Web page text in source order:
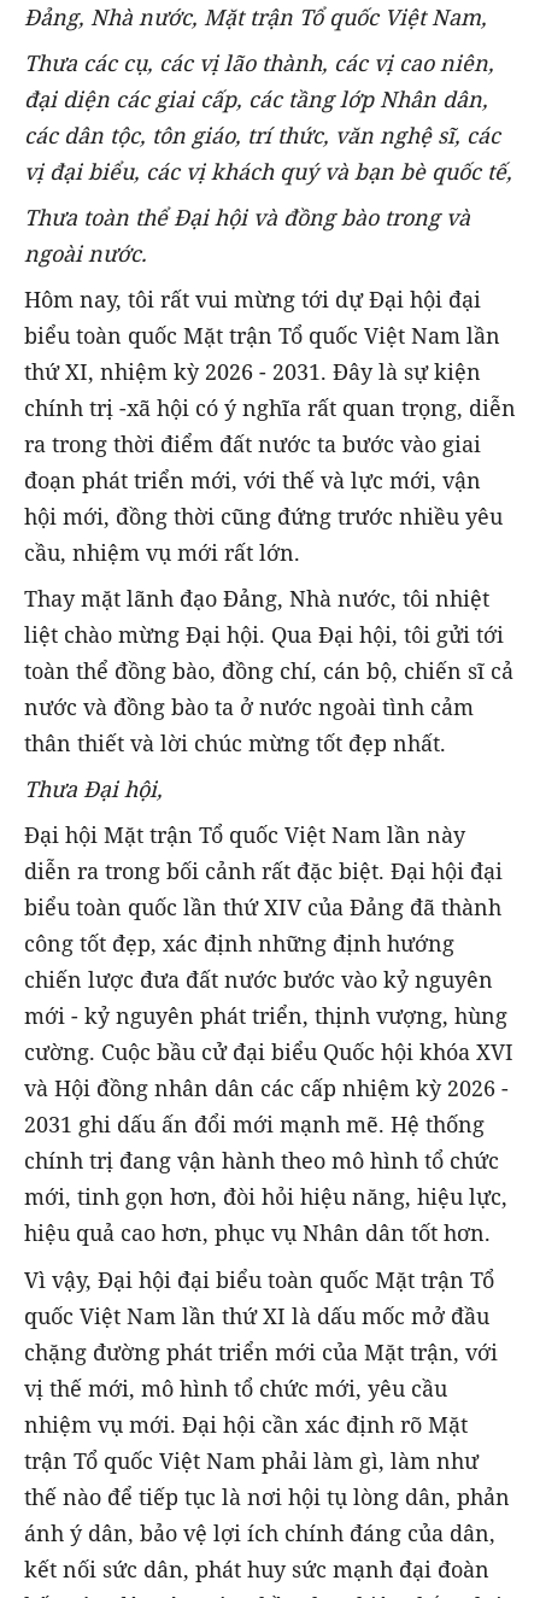
Đảng, Nhà nước, Mặt trận Tổ quốc Việt Nam,
Thưa các cụ, các vị lão thành, các vị cao niên,
đại diện các giai cấp, các tầng lớp Nhân dân,
các dân tộc, tôn giáo, trí thức, văn nghệ sĩ, các
vị đại biểu, các vị khách quý và bạn bè quốc tế,
Thưa toàn thể Đại hộivà đồng bào trong và
ngoài nước.
Hôm nay, tôi rất vui mừng tới dự Đại hội đại
biểu toàn quốc Mặt trận Tổ quốc Việt Nam lần
thứ XI, nhiệm kỳ 2026 - 2031. Đây là sự kiện
chính trị -xã hội có ý nghĩa rất quan trọng, diễn
ra trong thời điểm đất nước ta bước vào giai
đoạn phát triển mới, với thế và lực mới, vận
hội mới, đồng thời cũng đứng trước nhiều yêu
cầu, nhiệm vụ mới rất lớn.
Thay mặt lãnh đạo Đảng, Nhà nước, tôi nhiệt
liệt chào mừng Đại hội. Qua Đại hội, tôi gửi tới
toàn thể đồng bào, đồng chí, cán bộ, chiến sĩ cả
nước và đồng bào ta ở nước ngoài tình cảm
thân thiết và lời chúc mừng tốt đẹp nhất.
Thưa Đại hội,
Đại hội Mặt trận Tổ quốc Việt Nam lần này
diễn ra trong bối cảnh rất đặc biệt. Đại hội đại
biểu toàn quốc lần thứ XIV của Đảng đã thành
công tốt đẹp, xác định những định hướng
chiến lược đưa đất nước bước vào kỷ nguyên
mới - kỷ nguyên phát triển, thịnh vượng, hùng
cường. Cuộc bầu cử đại biểu Quốc hội khóa XVI
và Hội đồng nhân dân các cấp nhiệm kỳ 2026 -
2031 ghi dấu ấn đổi mới mạnh mẽ. Hệ thống
chính trị đang vận hành theo mô hình tổ chức
mới, tinh gọn hơn, đòi hỏi hiệu năng, hiệu lực,
hiệu quả cao hơn, phục vụ Nhân dân tốt hơn.
Vì vậy, Đại hội đại biểu toàn quốc Mặt trận Tổ
quốc Việt Nam lần thứ XI là dấu mốc mở đầu
chặng đường phát triển mới của Mặt trận, với
vị thế mới, mô hình tổ chức mới, yêu cầu
nhiệm vụ mới. Đại hội cần xác định rõ Mặt
trận Tổ quốc Việt Nam phải làm gì, làm như
thế nào để tiếp tục là nơi hội tụ lòng dân, phản
ánh ý dân, bảo vệ lợi ích chính đáng của dân,
kết nối sức dân, phát huy sức mạnh đại đoàn